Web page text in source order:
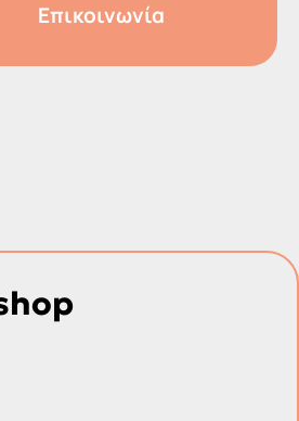
Επικοινωνία